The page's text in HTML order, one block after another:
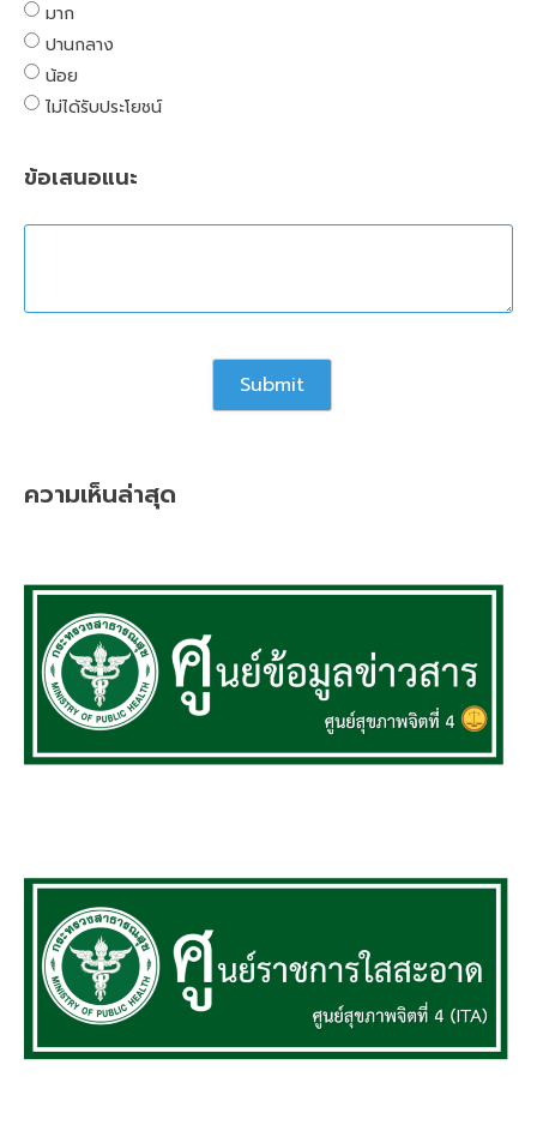
มาก
ปานกลาง
น้อย
ไม่ได้รับประโยชน์
ข้อเสนอแนะ
ความเห็นล่าสุด